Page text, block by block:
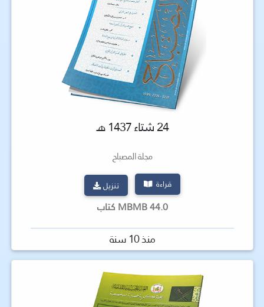
24 شتاء 1437 هـ
مجلة المصباح
قراءة تنزيل
44.0 MBMB كتاب
منذ 10 سنة